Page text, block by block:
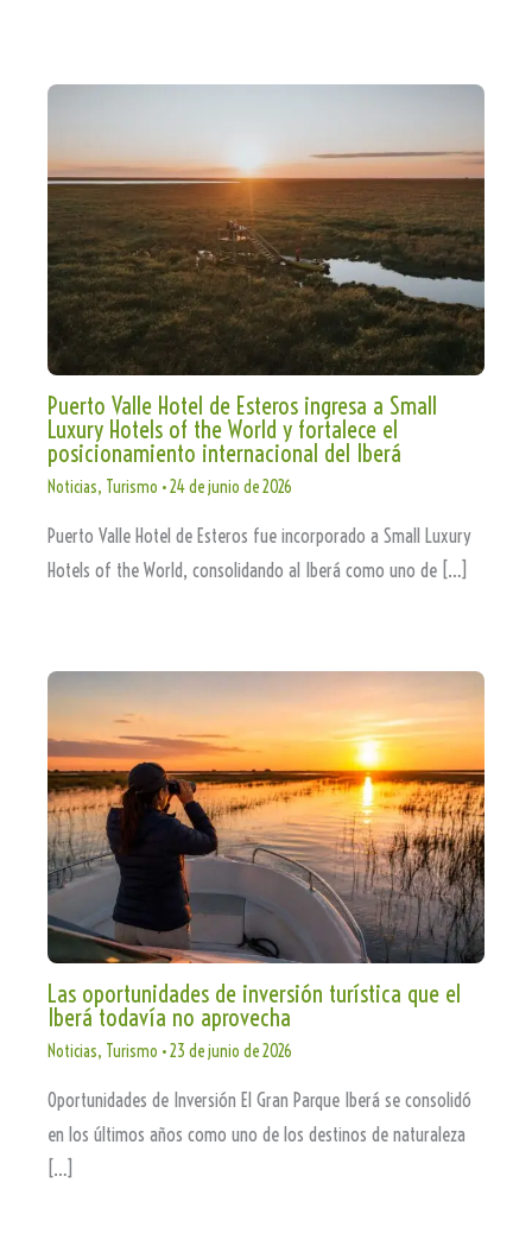
Puerto Valle Hotel de Esteros ingresa a Small
Luxury Hotels of the World y fortalece el
posicionamiento internacional del Iberá
Noticias, Turismo •24 de junio de 2026
Puerto Valle Hotel de Esteros fue incorporado a Small Luxury
Hotels of the World, consolidando al Iberá como uno de […]
Las oportunidades de inversión turística que el
Iberá todavía no aprovecha
Noticias, Turismo •23 de junio de 2026
Oportunidades de Inversión El Gran Parque Iberá se consolidó
en los últimos años como uno de los destinos de naturaleza
[…]